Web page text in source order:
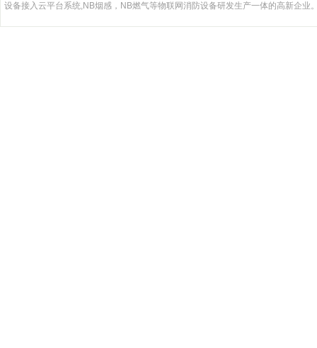
设备接入云平台系统,NB烟感，NB燃气等物联网消防设备研发生产一体的高新企业